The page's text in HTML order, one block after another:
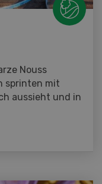
Nouss
sprinten mit
aussieht und in